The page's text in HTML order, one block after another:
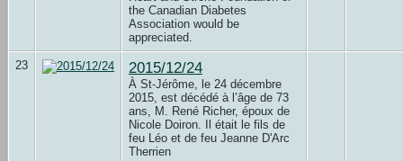
the Canadian Diabetes
Association would be
appreciated.
23 2015/12/24
À St-Jérôme, le 24 décembre
2015, est décédé à l’âge de 73
ans, M. René Richer, époux de
Nicole Doiron. Il était le fils de
feu Léo et de feu Jeanne D'Arc
Therrien